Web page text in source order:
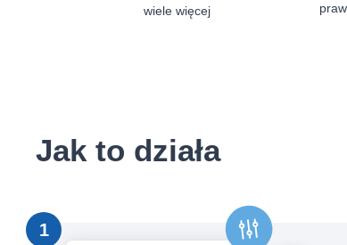
wiele więcej
Jak to działa
1